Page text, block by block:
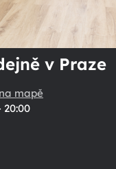
v Praze
mapě
20:00